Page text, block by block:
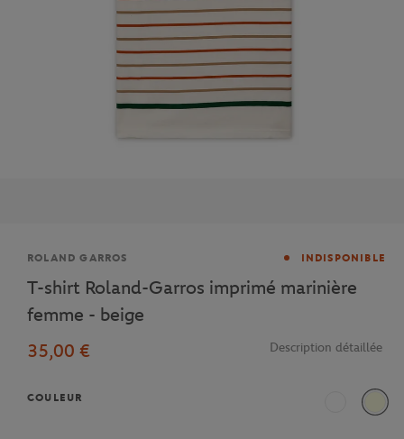
Marque
ROLAND GARROS INDISPONIBLE
T-shirt Roland-Garros imprimé marinière
femme - beige
35,00 €
Description détaillée
COULEUR
Blanc Ecru